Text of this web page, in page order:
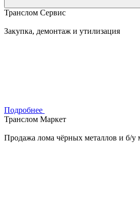
Транслом Сервис
Закупка, демонтаж и утилизация
Подробнее
Транслом Маркет
Продажа лома чёрных металлов и б/у